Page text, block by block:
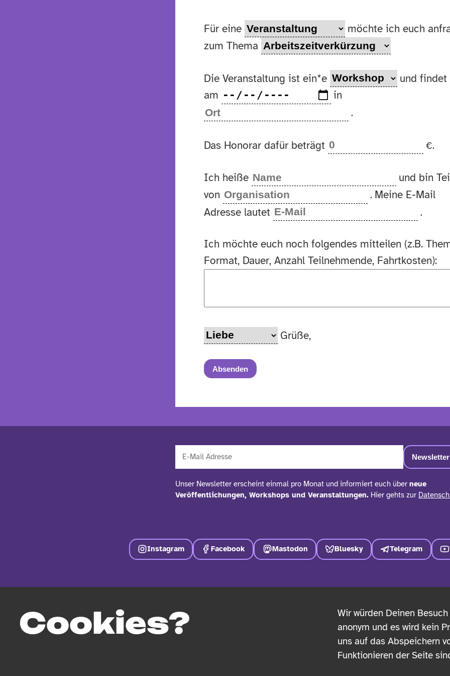
Cookies?
Wir würden Deinen
anonym und es wird kein
uns auf das Abspeichern
Funktionieren der Seite
Für eine
möchte ich euch
zum Thema
Die Veranstaltung ist ein*e
und
am
in
.
Das Honorar dafür beträgt €.
Ich heiße
und bin
von
. Meine E-Mail
Adresse lautet
.
Ich möchte euch noch folgendes mitteilen (z.B.
Format, Dauer, Anzahl Teilnehmende, Fahrtkosten):
Grüße,
Unser Newsletter erscheint einmal pro Monat und informiert euch über neue
Veröffentlichungen, Workshops und Veranstaltungen. Hier gehts zur
Instagram Facebook Mastodon Bluesky Telegram
THEMEN
SPENDEN
OFFENE STELLEN
ANFRAGEN